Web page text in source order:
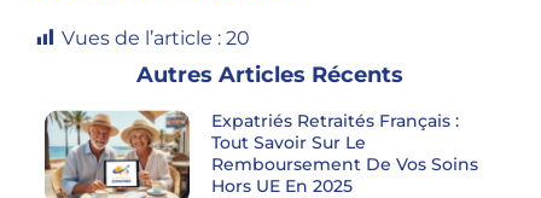
Vues de l’article : 20
Autres Articles Récents
Expatriés Retraités Français :
Tout Savoir Sur Le
Remboursement De Vos Soins
Hors UE En 2025